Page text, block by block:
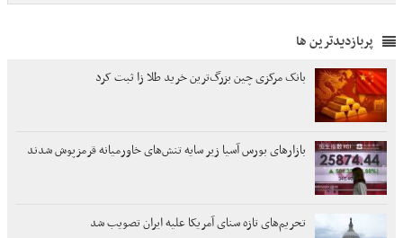
پربازدیدترین ها
بانک مرکزی چین بزرگ‌ترین خرید طلا زا ثبت کرد
بازارهای بورس آسیا زیر سایه تنش‌های خاورمیانه قرمزپوش شدند
تحریم‌های تازه سنای آمریکا علیه ایران تصویب شد